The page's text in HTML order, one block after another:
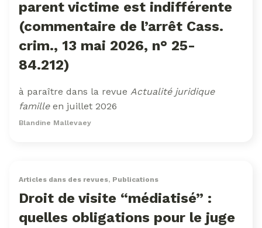
parent victime est indifférente
(commentaire de l’arrêt Cass.
crim., 13 mai 2026, n° 25-
84.212)
à paraître dans la revue Actualité juridique
familleen juillet 2026
Blandine Mallevaey
Articles dans des revues, Publications
Droit de visite “médiatisé” :
quelles obligations pour le juge